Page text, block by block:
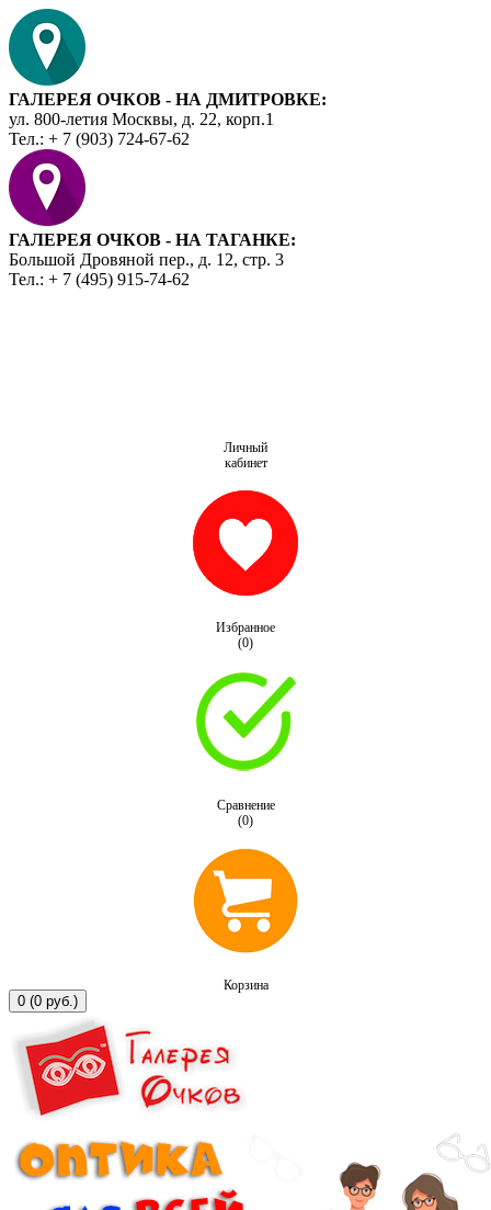
ГАЛЕРЕЯ ОЧКОВ - НА ДМИТРОВКЕ:
ул. 800-летия Москвы, д. 22, корп.1
Тел.: + 7 (903) 724-67-62
ГАЛЕРЕЯ ОЧКОВ - НА ТАГАНКЕ:
Большой Дровяной пер., д. 12, стр. 3
Тел.: + 7 (495) 915-74-62
Личный
кабинет
Избранное
(0)
Сравнение
(0)
Корзина
0 (0 руб.)